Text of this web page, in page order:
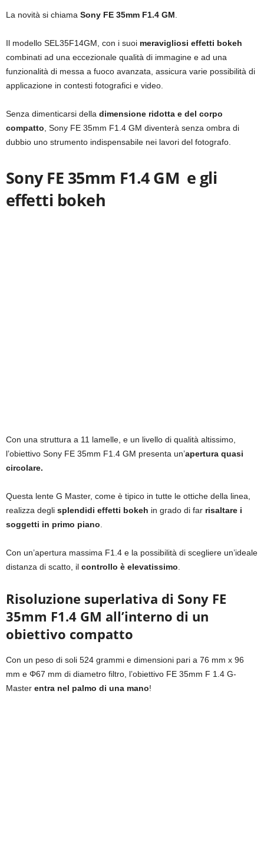
La novità si chiama Sony FE 35mm F1.4 GM
Il modello SEL35F14GM, con i suoi meravigliosi effetti bokeh
combinati ad una eccezionale qualità di immagine e ad una
funzionalità di messa a fuoco avanzata, assicura varie possibilità di
applicazione in contesti fotografici e video.
Senza dimenticarsi della dimensione ridotta e del corpo
compatto , Sony FE 35mm F1.4 GM diventerà senza ombra di
dubbio uno strumento indispensabile nei lavori del fotografo.
Sony FE 35mm F1.4 GM e gli
effetti bokeh
Con una struttura a 11 lamelle, e un livello di qualità altissimo,
l’obiettivo Sony FE 35mm F1.4 GM presenta un’apertura quasi
circolare.
Questa lente G Master, come è tipico in tutte le ottiche della linea,
realizza degli splendidi effetti bokeh in grado di far risaltare i
soggetti in primo piano
Con un’apertura massima F1.4 e la possibilità di scegliere un’ideale
distanza di scatto, il controllo è elevatissimo
Risoluzione superlativa di Sony FE
35mm F1.4 GM all’interno di un
obiettivo compatto
Con un peso di soli 524 grammi e dimensioni pari a 76 mm x 96
mm e Φ67 mm di diametro filtro, l’obiettivo FE 35mm F 1.4 G-
Master entra nel palmo di una mano!